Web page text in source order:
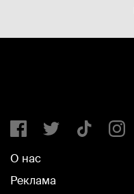
О нас
Реклама